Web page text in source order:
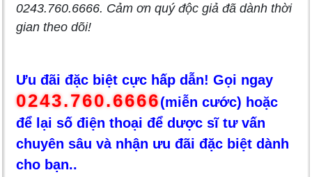
0243.760.6666. Cảm ơn quý độc giả đã dành thời
gian theo dõi!
Ưu đãi đặc biệt cực hấp dẫn! Gọi ngay
0243.760.6666(miễn cước) hoặc
để lại số điện thoại để dược sĩ tư vấn
chuyên sâu và nhận ưu đãi đặc biệt dành
cho bạn..